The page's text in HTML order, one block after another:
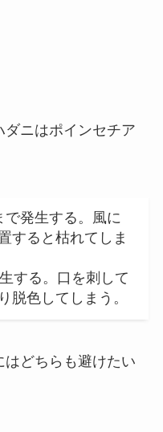
ニはポインセチア
発生する。風に
すると枯れてしま
する。口を刺して
脱色してしまう。
どちらも避けたい